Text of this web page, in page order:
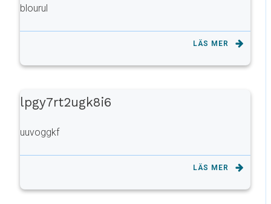
blourul
LÄS MER
lpgy7rt2ugk8i6
uuvoggkf
LÄS MER